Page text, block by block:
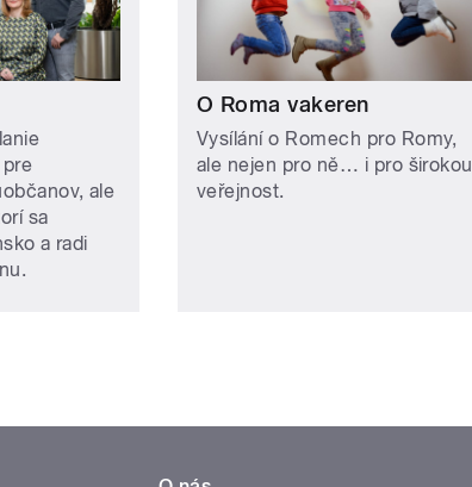
ale
sa
a radi
O Roma vakeren
Vysílání o Romech pro Romy,
ale nejen pro ně… i pro širokou
veřejnost.